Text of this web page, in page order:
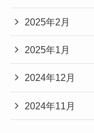
2025年2月
2025年1月
2024年12月
2024年11月